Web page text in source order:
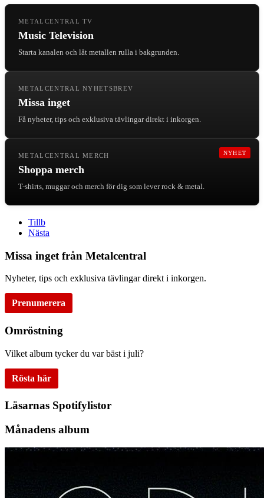
METALCENTRAL TV
Music Television
Starta kanalen och låt metallen rulla i bakgrunden.
METALCENTRAL NYHETSBREV
Missa inget
Få nyheter, tips och exklusiva tävlingar direkt i inkorgen.
NYHET
METALCENTRAL MERCH
Shoppa merch
T-shirts, muggar och merch för dig som lever rock & metal.
Tillb
Nästa
Missa inget från Metalcentral
Nyheter, tips och exklusiva tävlingar direkt i inkorgen.
Prenumerera
Omröstning
Vilket album tycker du var bäst i juli?
Rösta här
Läsarnas Spotifylistor
Månadens album